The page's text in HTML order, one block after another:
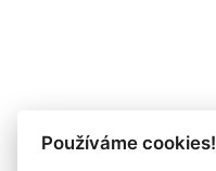
Používáme cookies!